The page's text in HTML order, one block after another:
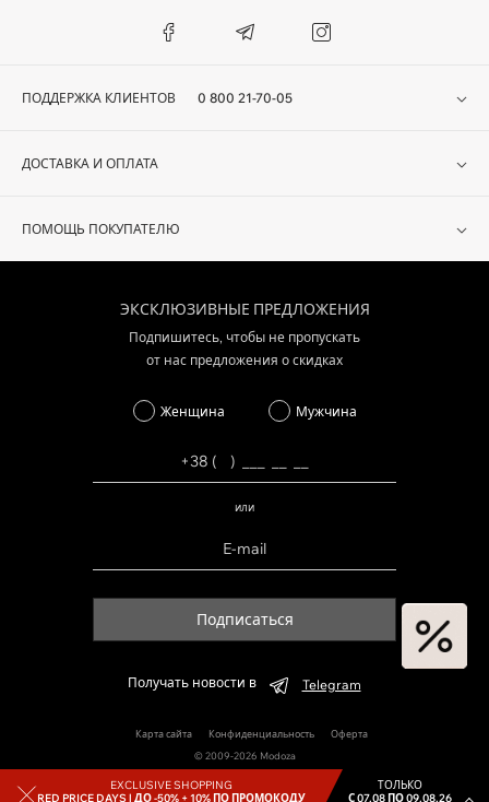
EXCLUSIVE SHOPPING
RED PRICE DAYS |ДО -50% + 10% ПО ПРОМОКОДУ
ТОЛЬКО
С 07.08 ПО 09.08.26
ПОДДЕРЖКА КЛИЕНТОВ 0 800 21-70-05
ДОСТАВКА И ОПЛАТА
ПОМОЩЬ ПОКУПАТЕЛЮ
ЭКСКЛЮЗИВНЫЕ ПРЕДЛОЖЕНИЯ
Подпишитесь, чтобы не пропускать
от нас предложения о скидках
Женщина Мужчина
или
Подписаться
Получать новости в Telegram
Карта сайта Конфиденциальность
Оферта
© 2009-2026 Modoza